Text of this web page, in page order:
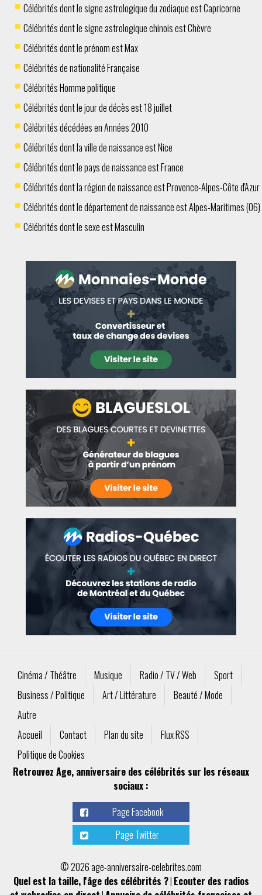
Célébrités dont le signe astrologique du zodiaque est Capricorne
Célébrités dont le signe astrologique chinois est Chèvre
Célébrités dont le prénom est Max
Célébrités de nationalité Française
Célébrités Homme politique
Célébrités dont le jour de décès est 18 juillet
Célébrités décédées en Années 2010
Célébrités dont la ville de naissance est Nice
Célébrités dont le pays de naissance est France
Célébrités dont la région de naissance est Provence-Alpes-Côte d'Azur
Célébrités dont le département de naissance est Alpes-Maritimes (06)
Célébrités dont le sexe est Masculin
Cinéma / Théâtre Musique Radio / TV / Web
Sport
Business / Politique
Art / Littérature
Beauté / Mode
Autre
Accueil
Contact Plan du site
Flux RSS
Politique de Cookies
Retrouvez Age, anniversaire des célébrités sur les réseaux
sociaux :
Page Facebook
Page Twitter
© 2026 age-anniversaire-celebrites.com
Quel est la taille, l'âge des célébrités ?| Ecouter des radios